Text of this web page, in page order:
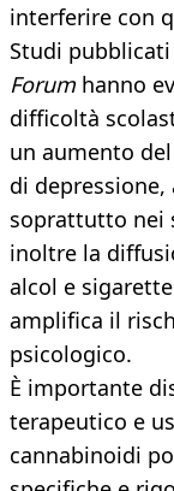
interferire con
Studi pubblicati
Forum hanno
difficoltà
un aumento
di
soprattutto nei
inoltre la
alcol e
amplifica il
psicologico.
È importante
terapeutico e
cannabinoidi